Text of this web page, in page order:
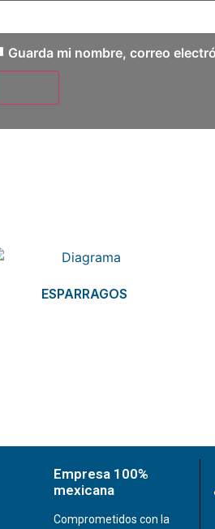
Guarda mi nombre, correo
ESPARRAGOS
Empresa 100%
mexicana
Comprometidos con la